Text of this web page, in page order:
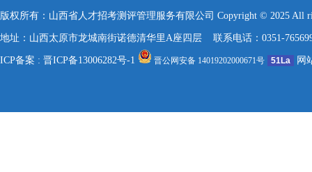
版权所有：山西省人才招考测评管理服务有限公司 Copyright © 2025 All
地址：山西太原市龙城南街诺德清华里A座四层 联系电话：0351-
ICP备案 : 晋ICP备13006282号-1 晋公网安备 14019202000671号 51La 网